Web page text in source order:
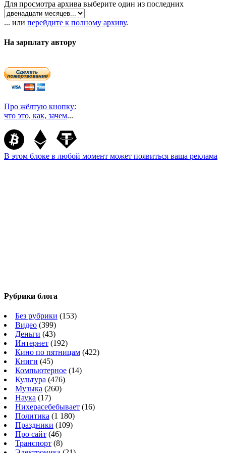
Для просмотра архива выберите один из последних
... или перейдите к полному архиву.
На зарплату автору
Про жёлтую кнопку:
что это, как, зачем...
В этом блоке в любой момент может появиться ваша реклама
Рубрики блога
Без рубрики (153)
Видео (399)
Деньги (43)
Интернет (192)
Кино по пятницам (422)
Книги (45)
Компьютерное (14)
Культура (476)
Музыка (260)
Наука (17)
Нихерасебебывает (16)
Политика (1 180)
Праздники (109)
Про сайт (46)
Транспорт (8)